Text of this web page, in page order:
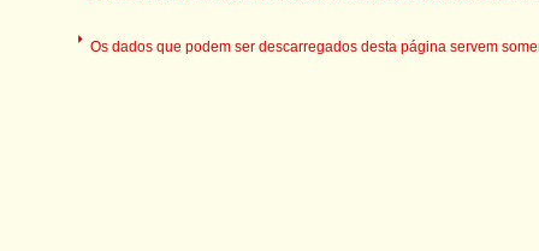
Os dados que podem ser descarregados desta página servem